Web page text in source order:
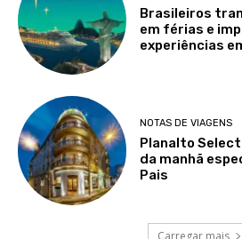
Brasileiros
em férias e
experiências
NOTAS DE VIAGENS
Planalto
da manhã
Pais
Carregar mais